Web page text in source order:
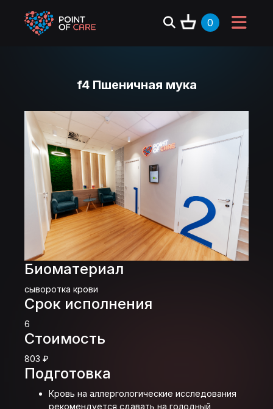
0
f4 Пшеничная мука
Биоматериал
сыворотка крови
Срок исполнения
6
Стоимость
803 ₽
Подготовка
Кровь на аллергологические исследования
рекомендуется сдавать на голодный